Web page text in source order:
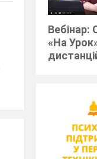
Вебінар:
«На